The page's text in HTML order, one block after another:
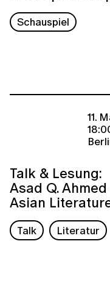
Schauspiel
11.
Talk & Lesung:
Asad Q.
Asian
Talk Literatur